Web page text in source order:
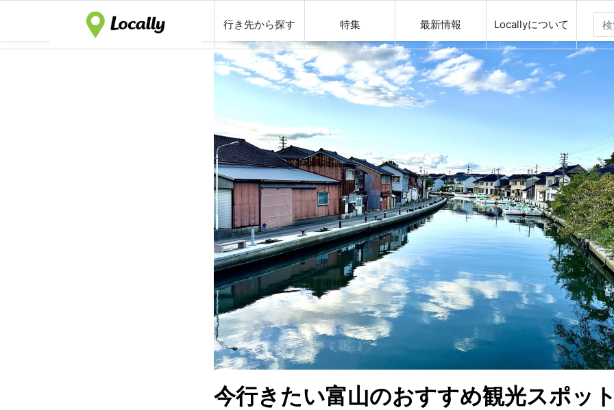
行き先から探す 特集 最新情報 Locallyについて
今行きたい富山のおすすめ観光スポ